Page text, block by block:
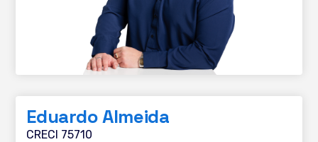
Eduardo Almeida
CRECI 75710